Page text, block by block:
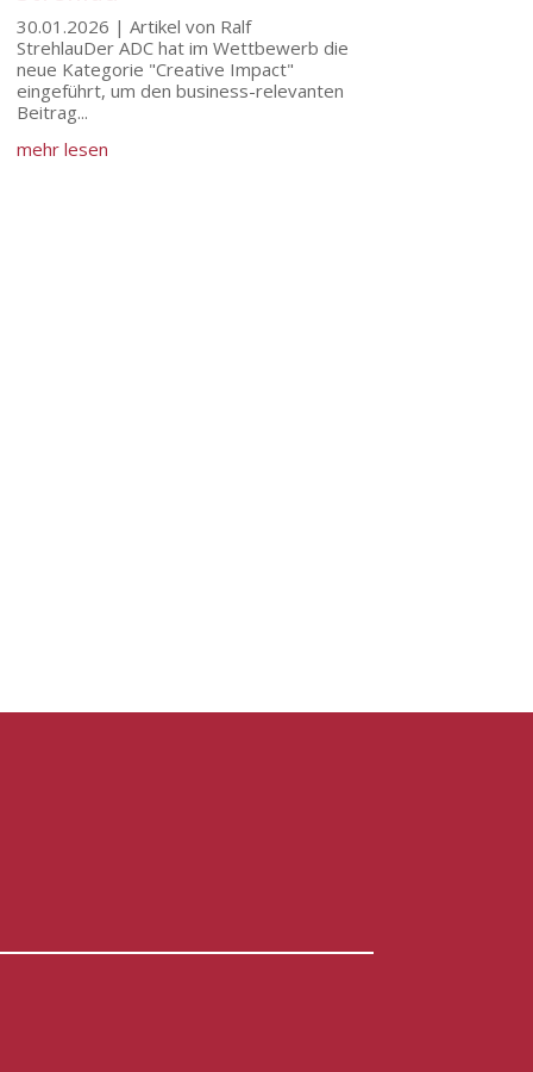
30.01.2026 | Artikel von Ralf
StrehlauDer ADC hat im Wettbewerb die
neue Kategorie "Creative Impact"
eingeführt, um den business-relevanten
Beitrag...
mehr lesen